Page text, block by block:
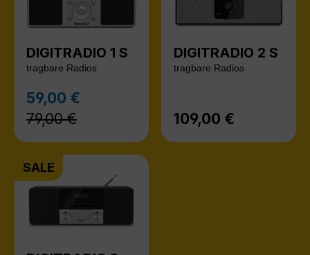
DIGITRADIO 1 S
tragbare Radios
Verkaufspreis:
59,00 €
79,00 €
DIGITRADIO 2 S
tragbare Radios
Regulärer Preis:
109,00 €
SALE